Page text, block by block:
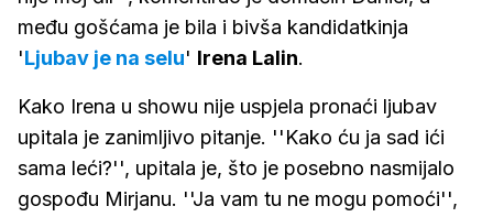
među gošćama je bila i bivša kandidatkinja
'Ljubav je na selu' Irena Lalin.
Kako Irena u showu nije uspjela pronaći ljubav
upitala je zanimljivo pitanje. ''Kako ću ja sad ići
sama leći?'', upitala je, što je posebno nasmijalo
gospođu Mirjanu. ''Ja vam tu ne mogu pomoći'',